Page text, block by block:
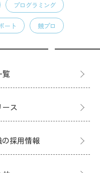
プログラミング
ート 競プロ
覧
ース
採用情報